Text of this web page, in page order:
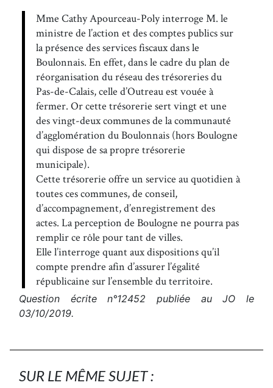
Mme Cathy Apourceau-Poly interroge M. le
ministre de l’action et des comptes publics sur
la présence des services fiscaux dans le
Boulonnais. En effet, dans le cadre du plan de
réorganisation du réseau des trésoreries du
Pas-de-Calais, celle d’Outreau est vouée à
fermer. Or cette trésorerie sert vingt et une
des vingt-deux communes de la communauté
d’agglomération du Boulonnais (hors Boulogne
qui dispose de sa propre trésorerie
municipale).
Cette trésorerie offre un service au quotidien à
toutes ces communes, de conseil,
d’accompagnement, d’enregistrement des
actes. La perception de Boulogne ne pourra pas
remplir ce rôle pour tant de villes.
Elle l’interroge quant aux dispositions qu’il
compte prendre afin d’assurer l’égalité
républicaine sur l’ensemble du territoire.
Question écrite n°12452 publiée au JO le
03/10/2019.
SUR LE MÊME SUJET :